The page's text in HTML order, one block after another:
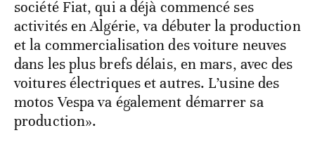
société Fiat, qui a déjà commencé ses
activités en Algérie, va débuter la production
et la commercialisation des voiture neuves
dans les plus brefs délais, en mars, avec des
voitures électriques et autres. L’usine des
motos Vespa va également démarrer sa
production».